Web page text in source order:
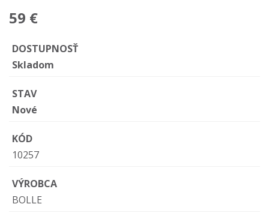
59 €
DOSTUPNOSŤ
Skladom
STAV
Nové
KÓD
10257
VÝROBCA
BOLLE